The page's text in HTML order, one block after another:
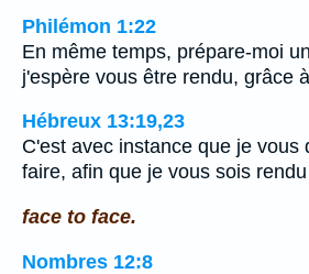
Philémon 1:22
En même temps, prépare-moi
j'espère vous être rendu, grâce
Hébreux 13:19,23
C'est avec instance que je vous
faire, afin que je vous sois
face to face.
Nombres 12:8